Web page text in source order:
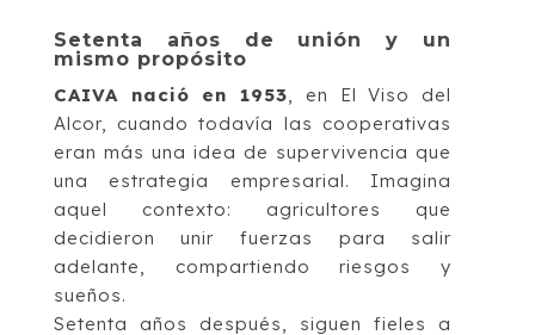
Setenta años de unión y un
mismo propósito
CAIVA nació en 1953 , en El Viso del
Alcor, cuando todavía las cooperativas
eran más una idea de supervivencia que
una estrategia empresarial. Imagina
aquel contexto: agricultores que
decidieron unir fuerzas para salir
adelante, compartiendo riesgos y
sueños.
Setenta años después, siguen fieles a